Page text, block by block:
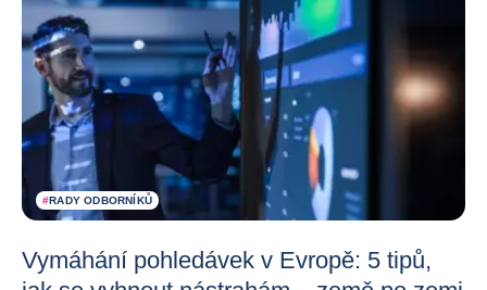
#RADY ODBORNÍKŮ
Vymáhání pohledávek v Evropě: 5 tipů,